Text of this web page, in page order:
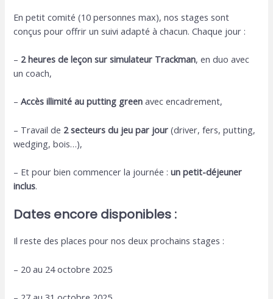
En petit comité (10 personnes max), nos stages sont
conçus pour offrir un suivi adapté à chacun. Chaque jour :
– 2 heures de leçon sur simulateur Trackman, en duo avec
un coach,
–Accès illimité au putting green avec encadrement,
– Travail de 2 secteurs du jeu par jour (driver, fers, putting,
wedging, bois…),
– Et pour bien commencer la journée :un petit-déjeuner
inclus.
Dates encore disponibles :
Il reste des places pour nos deux prochains stages :
– 20 au 24 octobre 2025